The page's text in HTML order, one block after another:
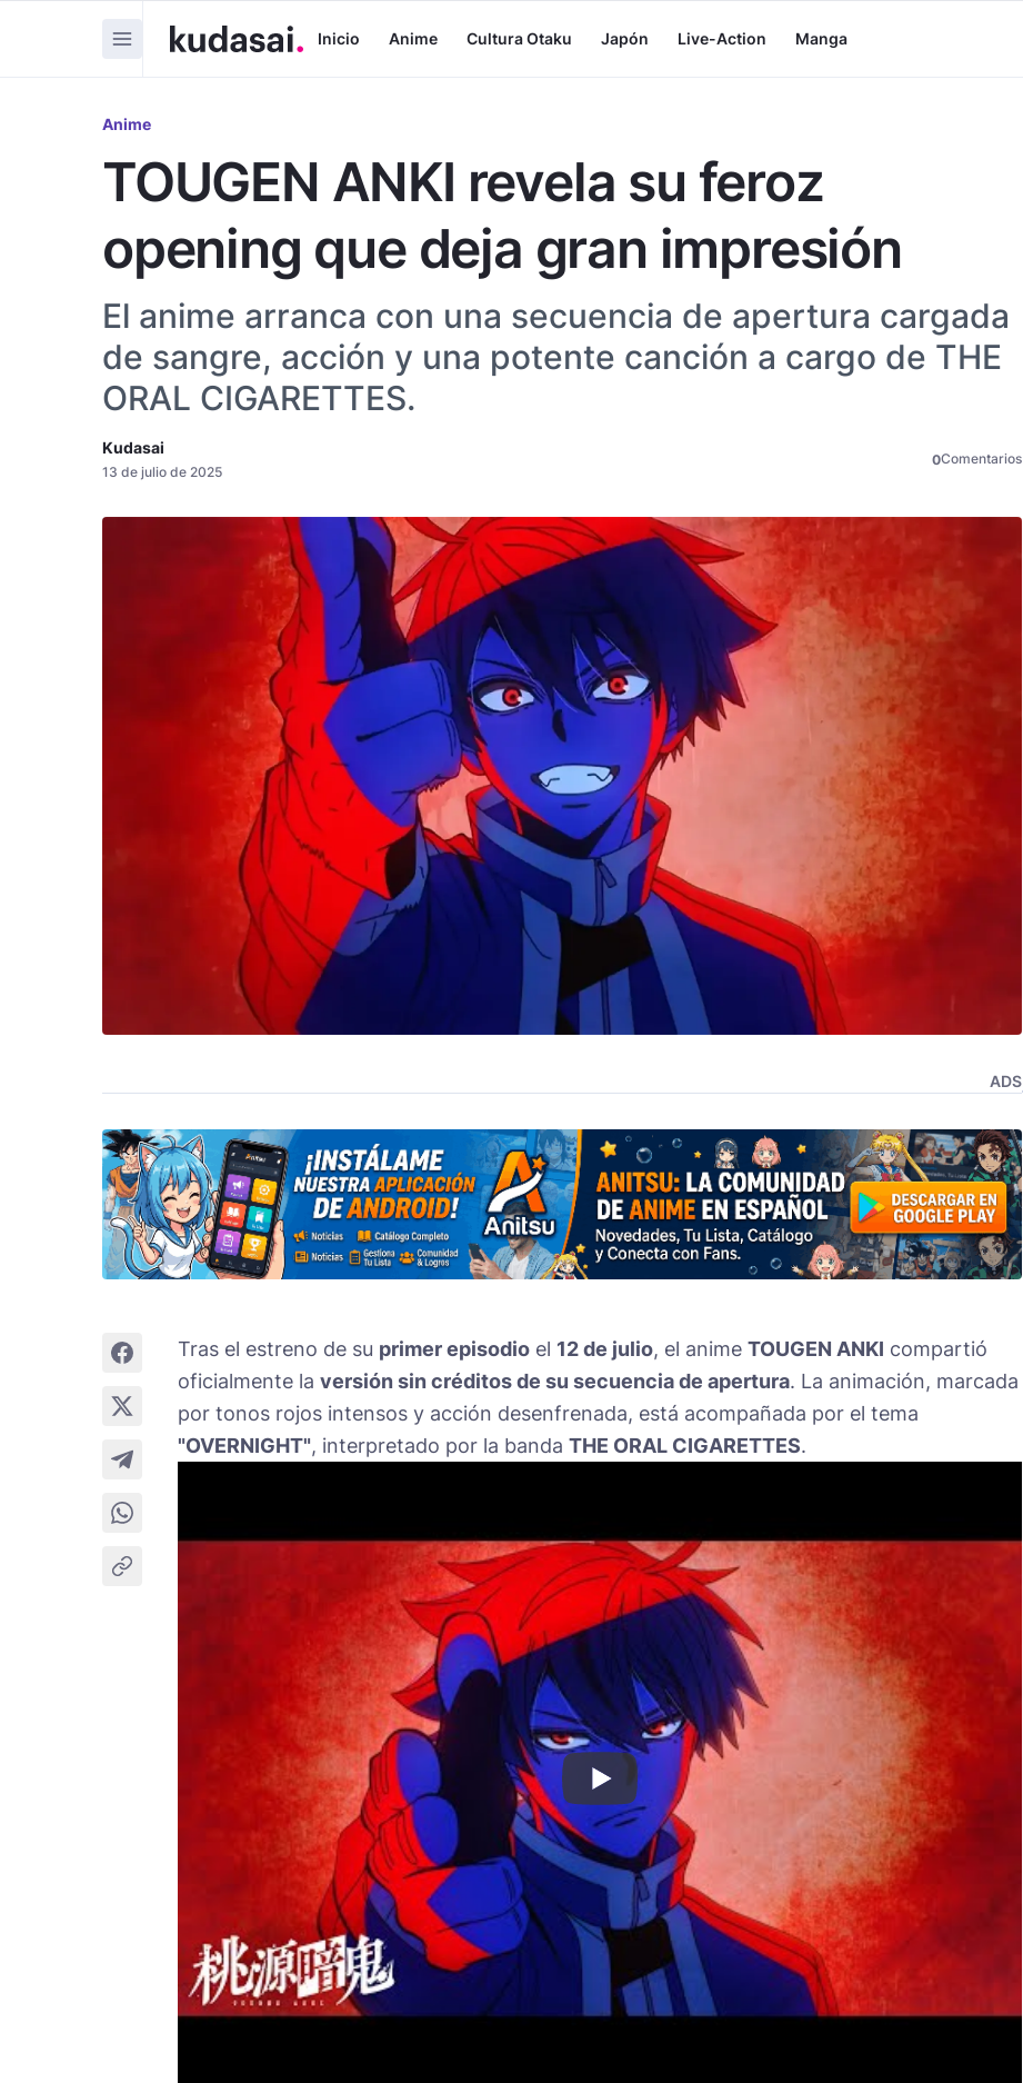
Inicio Anime Cultura Otaku Japón Live-Action Manga
Anime
TOUGEN ANKI revela su feroz
opening que deja gran impresión
El anime arranca con una secuencia de apertura cargada
de sangre, acción y una potente canción a cargo de THE
ORAL CIGARETTES.
Kudasai
13 de julio de 2025
0Comentarios
ADS
Tras el estreno de su primer episodio el 12 de julio, el anime TOUGEN ANKI compartió
oficialmente la versión sin créditos de su secuencia de apertura. La animación, marcada
por tonos rojos intensos y acción desenfrenada, está acompañada por el tema
"OVERNIGHT", interpretado por la banda THE ORAL CIGARETTES.